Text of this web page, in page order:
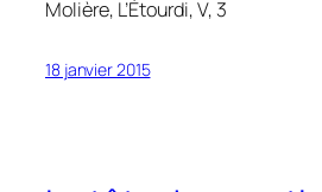
Molière, L’Étourdi, V, 3
18 janvier 2015